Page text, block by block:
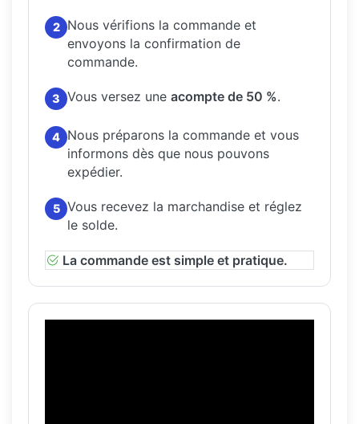
2
Nous vérifions la commande et
envoyons la confirmation de
commande.
3 Vous versez une acompte de 50 %.
4 Nous préparons la commande et vous
informons dès que nous pouvons
expédier.
5 Vous recevez la marchandise et réglez
le solde.
La commande est simple et pratique.